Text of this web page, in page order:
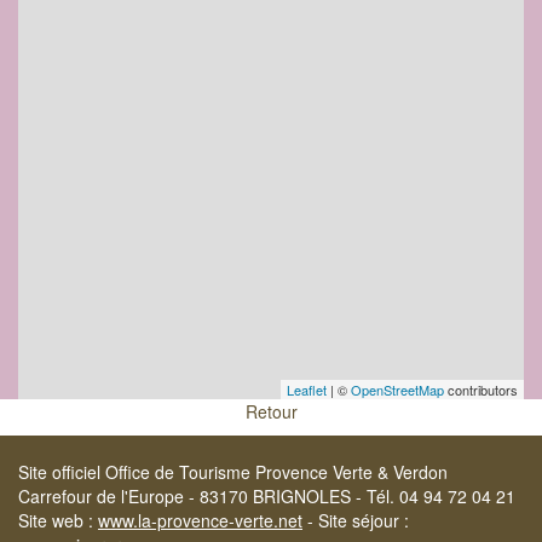
Leaflet | ©OpenStreetMapcontributors
Retour
Site officiel Office de Tourisme Provence Verte & Verdon
Carrefour de l'Europe - 83170 BRIGNOLES - Tél. 04 94 72 04 21
Site web : www.la-provence-verte.net - Site séjour :